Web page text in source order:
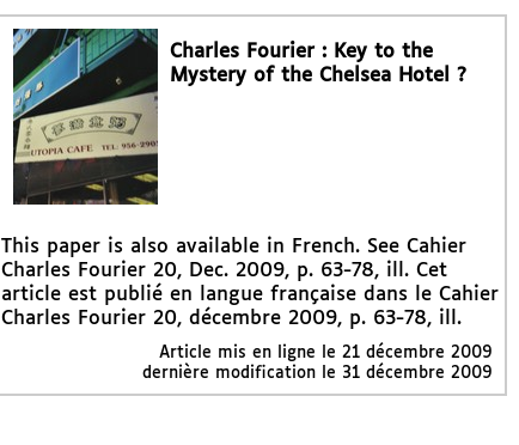
Charles Fourier : Key to the
Mystery of the Chelsea Hotel ?
This paper is also available in French. See Cahier
Charles Fourier 20, Dec. 2009, p. 63-78, ill. Cet
article est publié en langue française dans le Cahier
Charles Fourier 20, décembre 2009, p. 63-78, ill.
Article mis en ligne le21 décembre 2009
dernière modification le 31 décembre 2009